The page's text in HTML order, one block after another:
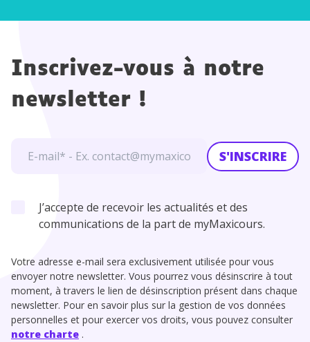
Inscrivez-vous à notre
newsletter !
S'INSCRIRE
J’accepte de recevoir les actualités et des
communications de la part de myMaxicours.
Votre adresse e-mail sera exclusivement utilisée pour vous
envoyer notre newsletter. Vous pourrez vous désinscrire à tout
moment, à travers le lien de désinscription présent dans chaque
newsletter. Pour en savoir plus sur la gestion de vos données
personnelles et pour exercer vos droits, vous pouvez consulter
notre charte .